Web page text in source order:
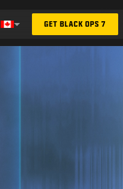
Choose your region
GET BLACK OPS 7